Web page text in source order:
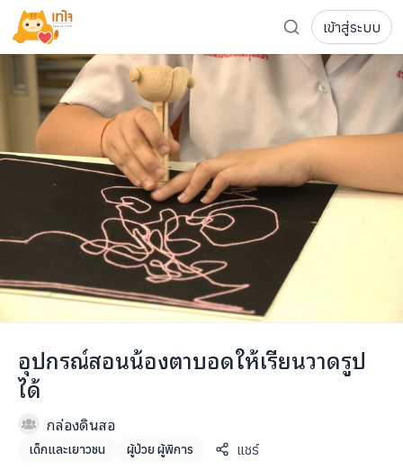
รู้จักเทใจ
โครงการ
เพจระดมทุน
เกี่ยวกับเรา
ความเคลื่อนไหว
ผู้บริจาค
การลดหย่อนภาษี
FAQ ผู้บริจาค
เจ้าของโครงการ
ส่งโครงการ
FAQ เจ้าของโครงการ
ติดต่อเรา
เข้าสู่ระบบ
อุปกรณ์สอนน้องตาบอดให้เรียนวาดรูป
ได้
กล่องดินสอ
เด็กและเยาวชน ผู้ป่วย ผู้พิการ แชร์